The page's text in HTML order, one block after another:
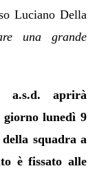
Luciano Della
una grande
aprirà
giorno lunedì 9
squadra a
è fissato alle